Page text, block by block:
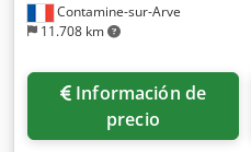
Contamine-sur-Arve
11.708 km
Información de
precio